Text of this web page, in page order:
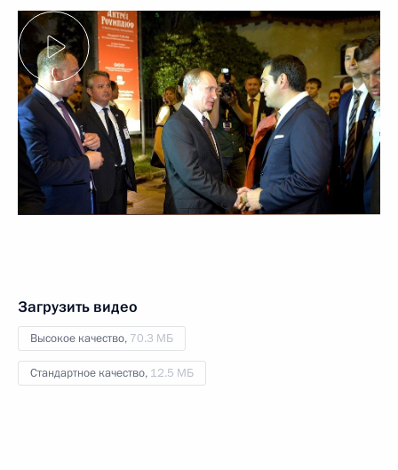
Загрузить видео
Высокое качество, 70.3 МБ
Стандартное качество, 12.5 МБ